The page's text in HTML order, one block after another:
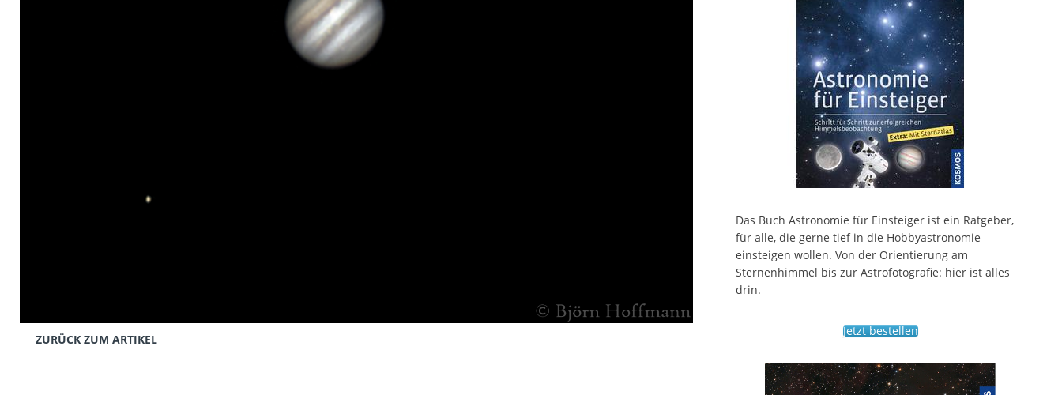
ZURÜCK ZUM ARTIKEL
Das Buch Astronomie für Einsteiger ist ein Ratgeber,
für alle, die gerne tief in die Hobbyastronomie
einsteigen wollen. Von der Orientierung am
Sternenhimmel bis zur Astrofotografie: hier ist alles
drin.
Jetzt bestellen